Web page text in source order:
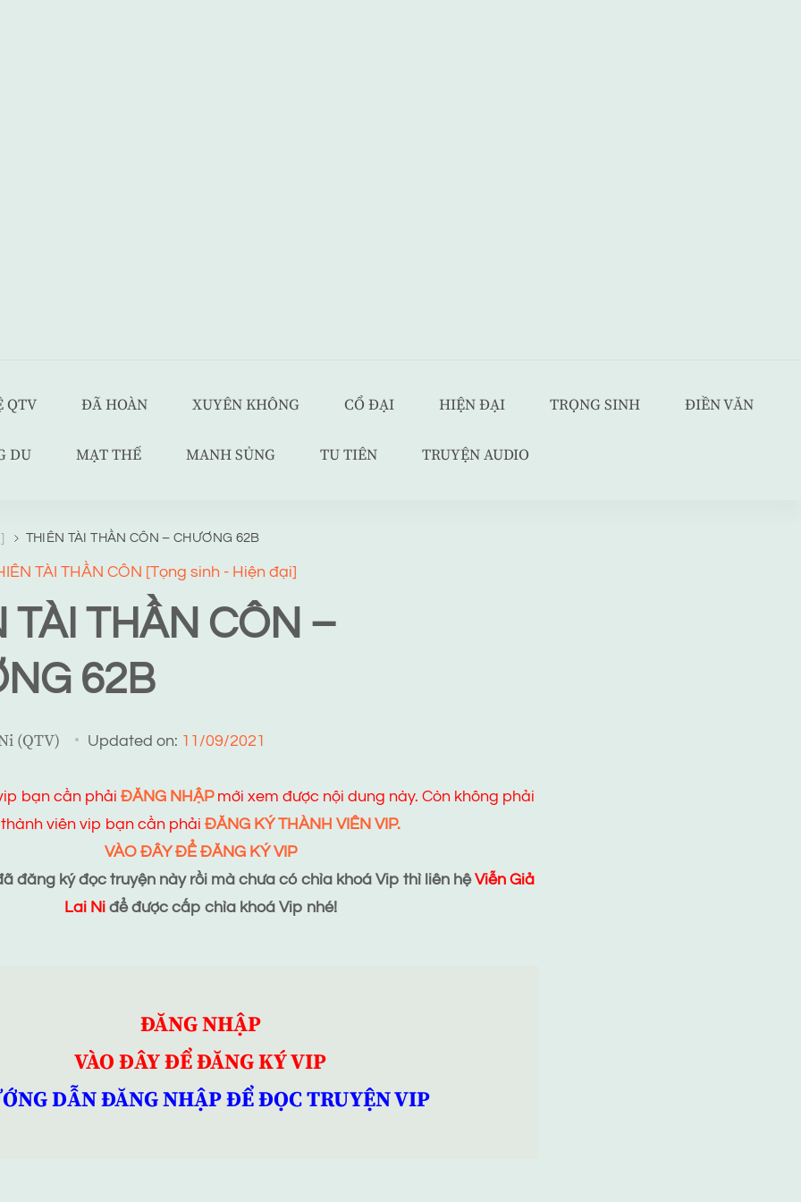
QTV ĐÃ HOÀN XUYÊN KHÔNG CỔ ĐẠI HIỆN ĐẠI TRỌNG SINH ĐIỀN VĂN
DU MẠT THẾ MANH SỦNG TU TIÊN TRUYỆN AUDIO
THIÊN TÀI THẦN CÔN – CHƯƠNG 62B
TÀI THẦN CÔN [Tọng sinh - Hiện đại]
TÀI THẦN CÔN –
62B
(QTV) Updated on: 11/09/2021
bạn cần phải ĐĂNG NHẬPmới xem được nội dung này. Còn không phải
thành viên vip bạn cần phải ĐĂNG KÝ THÀNH VIÊN VIP.
VÀO ĐÂY ĐỂ ĐĂNG KÝ VIP
đăng ký đọc truyện này rồi mà chưa có chìa khoá Vip thì liên hệViễn Giả
Lai Ni để được cấp chìa khoá Vip nhé!
ĐĂNG NHẬP
VÀO ĐÂY ĐỂ ĐĂNG KÝ VIP
DẪN ĐĂNG NHẬP ĐỂ ĐỌC TRUYỆN VIP